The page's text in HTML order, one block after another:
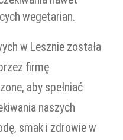
wegetarian.
w Lesznie została
firmę
aby spełniać
naszych
smak i zdrowie w